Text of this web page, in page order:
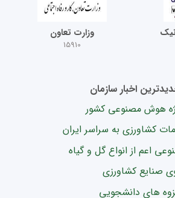
وزارت تعاون
15910
اخبار سازمان
هوش مصنوعی کشور
کشاورزی به سراسر ایران
اعم از انواع گل و گیاه
های دانشجویی